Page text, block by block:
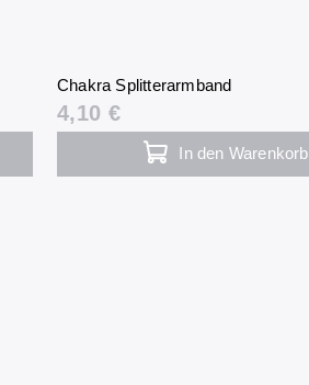
Chakra Splitterarmband
4,10 €
In den Warenkorb